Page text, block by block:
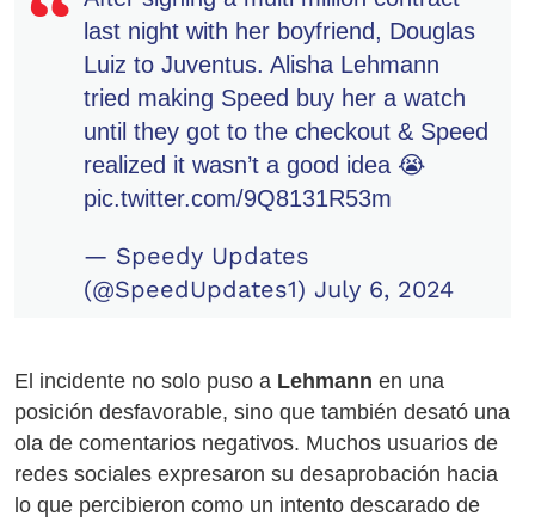
last night with her boyfriend, Douglas
Luiz to Juventus. Alisha Lehmann
tried making Speed buy her a watch
until they got to the checkout & Speed
realized it wasn’t a good idea 😭
pic.twitter.com/9Q8131R53m
— Speedy Updates
(@SpeedUpdates1) July 6, 2024
El incidente no solo puso a Lehmann en una
posición desfavorable, sino que también desató una
ola de comentarios negativos. Muchos usuarios de
redes sociales expresaron su desaprobación hacia
lo que percibieron como un intento descarado de